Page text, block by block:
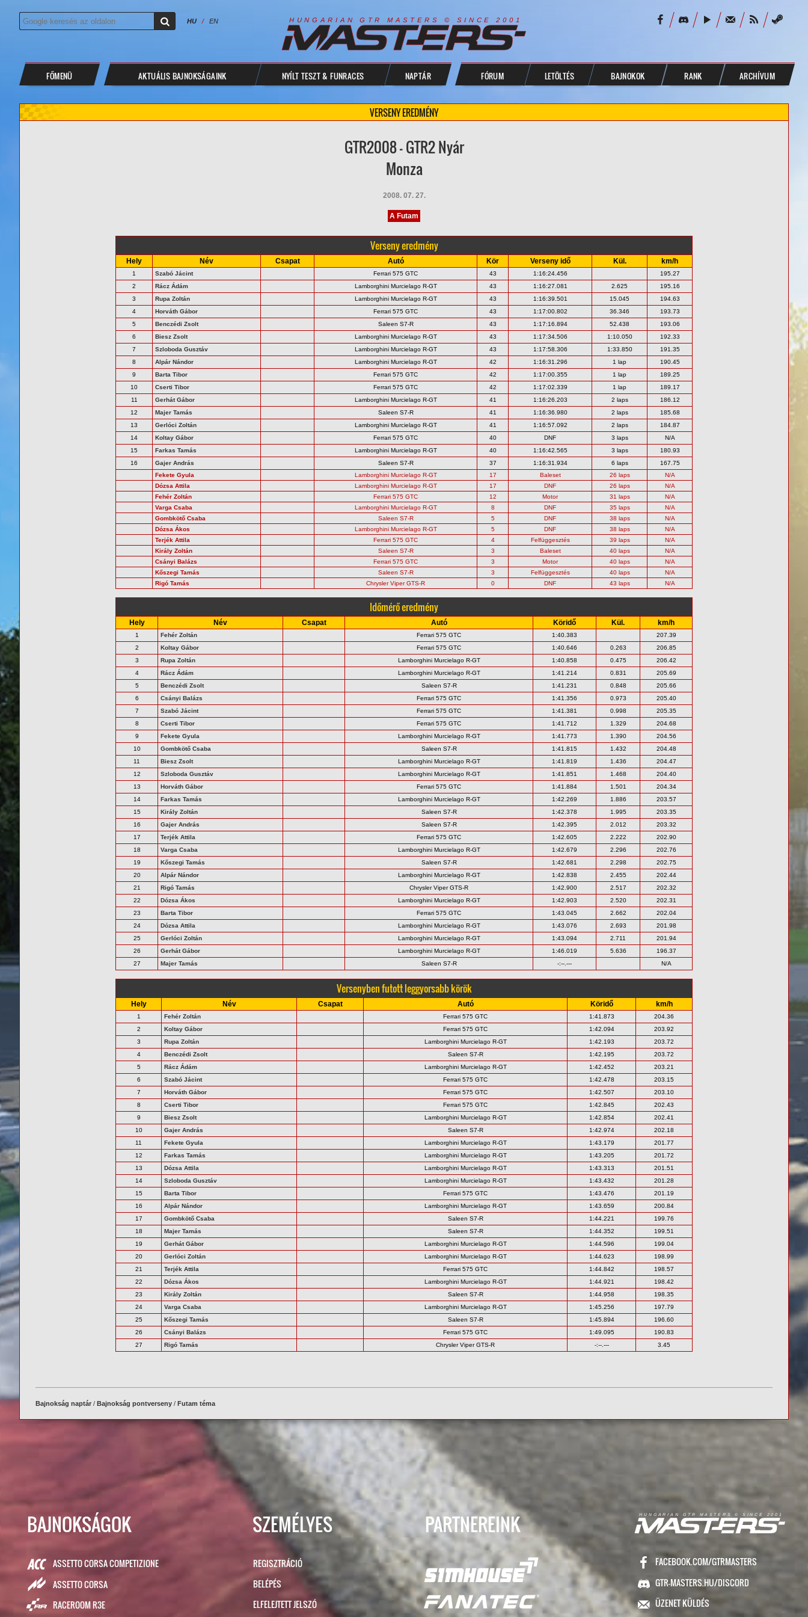
HU / EN H U N G A R I A N G T R M A S T E R S © S I N C E 2 0 0 1
FŐMENÜ AKTUÁLIS BAJNOKSÁGAINK NYÍLT TESZT & FUNRACES NAPTÁR FÓRUM LETÖLTÉS BAJNOKOK RANK ARCHÍVUM
VERSENY EREDMÉNY
GTR2008 - GTR2 Nyár
Monza
2008. 07. 27.
A Futam
Verseny eredmény
Hely Név Csapat Autó Kör Verseny idő Kül. km/h
1 Szabó Jácint Ferrari 575 GTC 43 1:16:24.456
195.27
2
Rácz Ádám Lamborghini Murcielago R-GT 43 1:16:27.081 2.625
195.16
3
Rupa Zoltán Lamborghini Murcielago R-GT 43 1:16:39.501 15.045
194.63
4
Horváth Gábor Ferrari 575 GTC 43 1:17:00.802 36.346
193.73
5
Benczédi Zsolt Saleen S7-R 43 1:17:16.894 52.438
193.06
6
Biesz Zsolt Lamborghini Murcielago R-GT 43 1:17:34.506 1:10.050
192.33
7
Szloboda Gusztáv Lamborghini Murcielago R-GT 43 1:17:58.306 1:33.850
191.35
8
Alpár Nándor Lamborghini Murcielago R-GT 42 1:16:31.296 1 lap
190.45
9
Barta Tibor Ferrari 575 GTC 42 1:17:00.355 1 lap
189.25
10
Cserti Tibor Ferrari 575 GTC 42 1:17:02.339 1 lap
189.17
11
Gerhát Gábor Lamborghini Murcielago R-GT 41 1:16:26.203 2 laps
186.12
12
Majer Tamás Saleen S7-R 41 1:16:36.980 2 laps
185.68
13
Gerlóci Zoltán Lamborghini Murcielago R-GT 41 1:16:57.092 2 laps
184.87
14
Koltay Gábor Ferrari 575 GTC 40 DNF 3 laps
N/A
15
Farkas Tamás Lamborghini Murcielago R-GT 40 1:16:42.565 3 laps
180.93
16
Gajer András Saleen S7-R 37 1:16:31.934 6 laps
167.75
Fekete Gyula
Lamborghini Murcielago R-GT 17 Baleset 26 laps
N/A
Dózsa Attila
Lamborghini Murcielago R-GT 17 DNF 26 laps
N/A
Fehér Zoltán
Ferrari 575 GTC 12 Motor 31 laps
N/A
Varga Csaba
Lamborghini Murcielago R-GT 8 DNF 35 laps
N/A
Gombkötő Csaba
Saleen S7-R 5 DNF 38 laps
N/A
Dózsa Ákos
Lamborghini Murcielago R-GT 5 DNF 38 laps
N/A
Terjék Attila
Ferrari 575 GTC 4 Felfüggesztés 39 laps
N/A
Király Zoltán
Saleen S7-R 3 Baleset 40 laps
N/A
Csányi Balázs
Ferrari 575 GTC 3 Motor 40 laps
N/A
Kőszegi Tamás
Saleen S7-R 3 Felfüggesztés 40 laps
N/A
Rigó Tamás
Chrysler Viper GTS-R 0 DNF 43 laps N/A
Időmérő eredmény
Hely Név Csapat Autó Köridő Kül. km/h
1 Fehér Zoltán Ferrari 575 GTC 1:40.383
207.39
2
Koltay Gábor Ferrari 575 GTC 1:40.646 0.263
206.85
3
Rupa Zoltán Lamborghini Murcielago R-GT 1:40.858 0.475
206.42
4
Rácz Ádám Lamborghini Murcielago R-GT 1:41.214 0.831
205.69
5
Benczédi Zsolt Saleen S7-R 1:41.231 0.848
205.66
6
Csányi Balázs Ferrari 575 GTC 1:41.356 0.973
205.40
7
Szabó Jácint Ferrari 575 GTC 1:41.381 0.998
205.35
8
Cserti Tibor Ferrari 575 GTC 1:41.712 1.329
204.68
9
Fekete Gyula Lamborghini Murcielago R-GT 1:41.773 1.390
204.56
10
Gombkötő Csaba Saleen S7-R 1:41.815 1.432
204.48
11
Biesz Zsolt Lamborghini Murcielago R-GT 1:41.819 1.436
204.47
12
Szloboda Gusztáv Lamborghini Murcielago R-GT 1:41.851 1.468
204.40
13
Horváth Gábor Ferrari 575 GTC 1:41.884 1.501
204.34
14
Farkas Tamás Lamborghini Murcielago R-GT 1:42.269 1.886
203.57
15
Király Zoltán Saleen S7-R 1:42.378 1.995
203.35
16
Gajer András Saleen S7-R 1:42.395 2.012
203.32
17
Terjék Attila Ferrari 575 GTC 1:42.605 2.222
202.90
18
Varga Csaba Lamborghini Murcielago R-GT 1:42.679 2.296
202.76
19
Kőszegi Tamás Saleen S7-R 1:42.681 2.298
202.75
20
Alpár Nándor Lamborghini Murcielago R-GT 1:42.838 2.455
202.44
21
Rigó Tamás Chrysler Viper GTS-R 1:42.900 2.517
202.32
22
Dózsa Ákos Lamborghini Murcielago R-GT 1:42.903 2.520
202.31
23
Barta Tibor Ferrari 575 GTC 1:43.045 2.662
202.04
24
Dózsa Attila Lamborghini Murcielago R-GT 1:43.076 2.693
201.98
25
Gerlóci Zoltán Lamborghini Murcielago R-GT 1:43.094 2.711
201.94
26
Gerhát Gábor Lamborghini Murcielago R-GT 1:46.019 5.636
196.37
27
Majer Tamás Saleen S7-R -:--.--- N/A
Versenyben futott leggyorsabb körök
Hely Név Csapat Autó Köridő km/h
1 Fehér Zoltán Ferrari 575 GTC 1:41.873
204.36
2
Koltay Gábor Ferrari 575 GTC 1:42.094
203.92
3
Rupa Zoltán Lamborghini Murcielago R-GT 1:42.193
203.72
4
Benczédi Zsolt Saleen S7-R 1:42.195
203.72
5
Rácz Ádám Lamborghini Murcielago R-GT 1:42.452
203.21
6
Szabó Jácint Ferrari 575 GTC 1:42.478
203.15
7
Horváth Gábor Ferrari 575 GTC 1:42.507
203.10
8
Cserti Tibor Ferrari 575 GTC 1:42.845
202.43
9
Biesz Zsolt Lamborghini Murcielago R-GT 1:42.854
202.41
10
Gajer András Saleen S7-R 1:42.974
202.18
11
Fekete Gyula Lamborghini Murcielago R-GT 1:43.179
201.77
12
Farkas Tamás Lamborghini Murcielago R-GT 1:43.205
201.72
13
Dózsa Attila Lamborghini Murcielago R-GT 1:43.313
201.51
14
Szloboda Gusztáv Lamborghini Murcielago R-GT 1:43.432
201.28
15
Barta Tibor Ferrari 575 GTC 1:43.476
201.19
16
Alpár Nándor Lamborghini Murcielago R-GT 1:43.659
200.84
17
Gombkötő Csaba Saleen S7-R 1:44.221
199.76
18
Majer Tamás Saleen S7-R 1:44.352
199.51
19
Gerhát Gábor Lamborghini Murcielago R-GT 1:44.596
199.04
20
Gerlóci Zoltán Lamborghini Murcielago R-GT 1:44.623
198.99
21
Terjék Attila Ferrari 575 GTC 1:44.842
198.57
22
Dózsa Ákos Lamborghini Murcielago R-GT 1:44.921
198.42
23
Király Zoltán Saleen S7-R 1:44.958
198.35
24
Varga Csaba Lamborghini Murcielago R-GT 1:45.256
197.79
25
Kőszegi Tamás Saleen S7-R 1:45.894
196.60
26
Csányi Balázs Ferrari 575 GTC 1:49.095
190.83
27
Rigó Tamás Chrysler Viper GTS-R -:--.--- 3.45
Bajnokság naptár/ Bajnokság pontverseny/ Futam téma
BAJNOKSÁGOK
ASSETTO CORSA COMPETIZIONE
ASSETTO CORSA
RACEROOM R3E
SZEMÉLYES
REGISZTRÁCIÓ
BELÉPÉS
ELFELEJTETT JELSZÓ
PARTNEREINK H U N G A R I A N G T R M A S T E R S © S I N C E 2 0 0 1
FACEBOOK.COM/GTRMASTERS
GTR-MASTERS.HU/DISCORD
ÜZENET KÜLDÉS